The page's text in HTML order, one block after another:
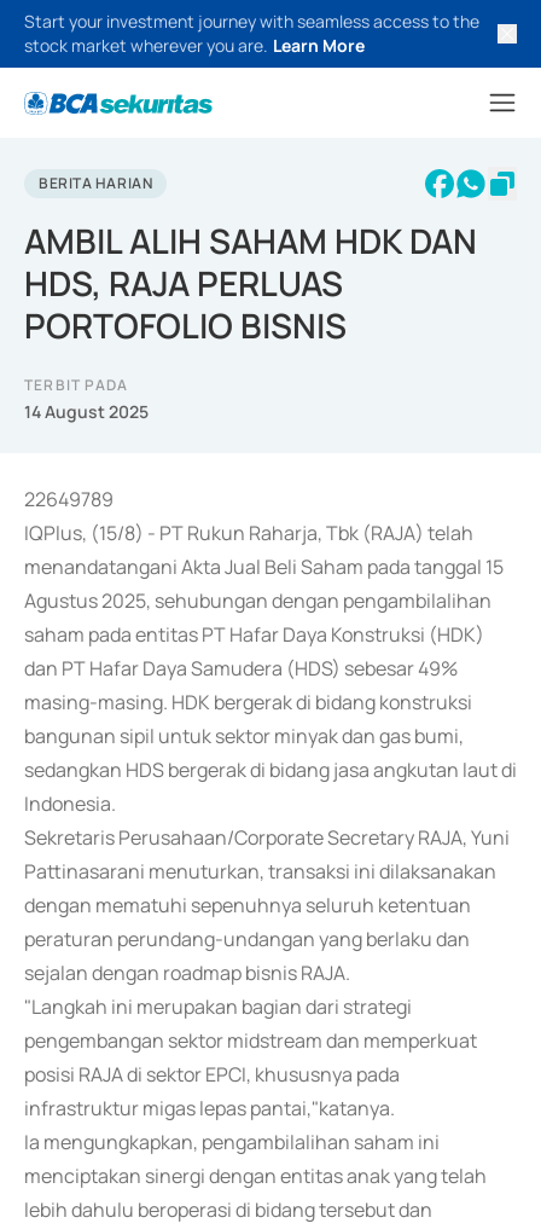
Start your investment journey with seamless access to the
stock market wherever you are. Learn More
BERITA HARIAN
AMBIL ALIH SAHAM HDK DAN
HDS, RAJA PERLUAS
PORTOFOLIO BISNIS
TERBIT PADA
14 August 2025
22649789
IQPlus, (15/8) - PT Rukun Raharja, Tbk (RAJA) telah
menandatangani Akta Jual Beli Saham pada tanggal 15
Agustus 2025, sehubungan dengan pengambilalihan
saham pada entitas PT Hafar Daya Konstruksi (HDK)
dan PT Hafar Daya Samudera (HDS) sebesar 49%
masing-masing. HDK bergerak di bidang konstruksi
bangunan sipil untuk sektor minyak dan gas bumi,
sedangkan HDS bergerak di bidang jasa angkutan laut di
Indonesia.
Sekretaris Perusahaan/Corporate Secretary RAJA, Yuni
Pattinasarani menuturkan, transaksi ini dilaksanakan
dengan mematuhi sepenuhnya seluruh ketentuan
peraturan perundang-undangan yang berlaku dan
sejalan dengan roadmap bisnis RAJA.
"Langkah ini merupakan bagian dari strategi
pengembangan sektor midstream dan memperkuat
posisi RAJA di sektor EPCI, khususnya pada
infrastruktur migas lepas pantai,"katanya.
Ia mengungkapkan, pengambilalihan saham ini
menciptakan sinergi dengan entitas anak yang telah
lebih dahulu beroperasi di bidang tersebut dan